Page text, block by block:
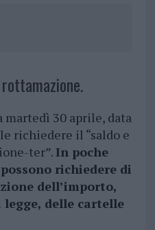
martedì 30 aprile, data
richiedere il “saldo e
ter”. In poche
richiedere di
dell’importo,
delle cartelle